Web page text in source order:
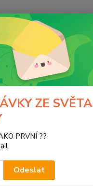
Mivardi
ZE SVĚTA
PRVNÍ ??
Odeslat